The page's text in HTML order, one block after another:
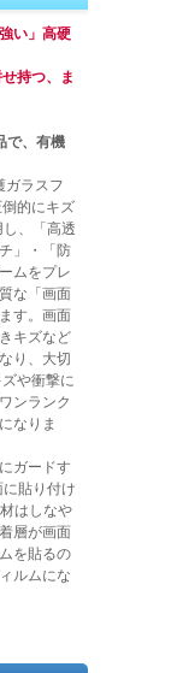
い」高硬
持つ、ま
で、有機
ガラスフ
的にキズ
、「高透
」・「防
ムをプレ
な「画面
す。画面
キズなど
り、大切
や衝撃に
ンランク
なりま
ガードす
貼り付け
はしなや
層が画面
を貼るの
ルムにな